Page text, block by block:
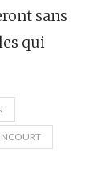
sans
qui